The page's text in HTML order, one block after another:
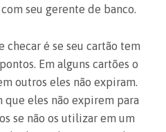
seu gerente de banco.
checar é se seu cartão tem
Em alguns cartões o
outros eles não expiram.
que eles não expirem para
se não os utilizar em um